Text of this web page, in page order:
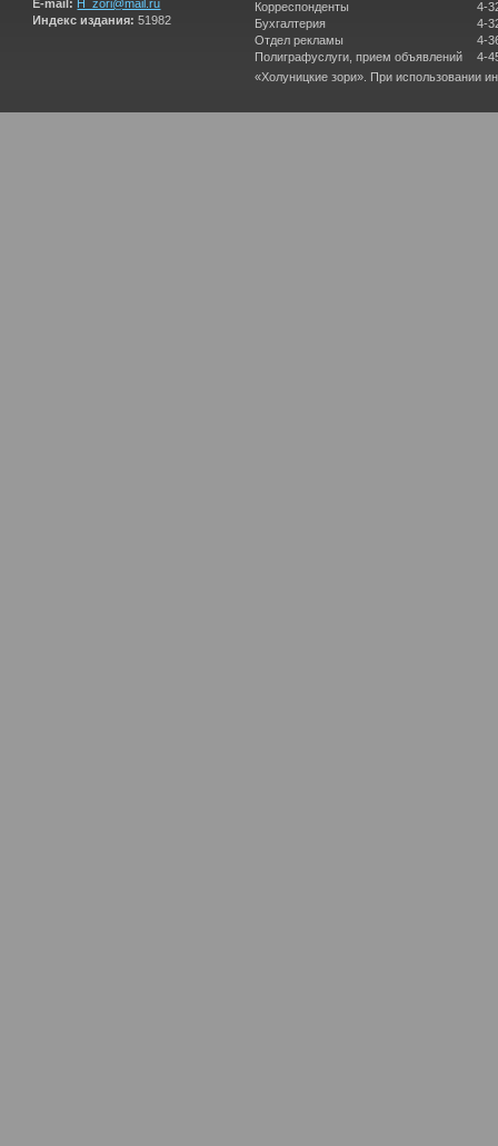
E-mail: H_zori@mail.ru
Индекс издания: 51982
Корреспонденты
Бухгалтерия
Отдел рекламы
Полиграфуслуги, прием объявлений
4-
4-
4-
4-
«Холуницкие зори». При использовании